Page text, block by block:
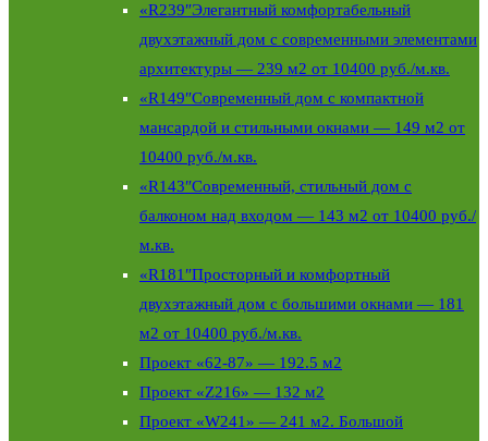
«R239″Элегантный комфортабельный
двухэтажный дом с современными элементами
архитектуры — 239 м2 от 10400 руб./м.кв.
«R149″Современный дом с компактной
мансардой и стильными окнами — 149 м2 от
10400 руб./м.кв.
«R143″Современный, стильный дом с
балконом над входом — 143 м2 от 10400 руб./
м.кв.
«R181″Просторный и комфортный
двухэтажный дом с большими окнами — 181
м2 от 10400 руб./м.кв.
Проект «62-87» — 192.5 м2
Проект «Z216» — 132 м2
Проект «W241» — 241 м2. Большой